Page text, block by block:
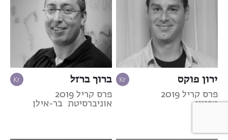
ירון פוקס
פרס קריל 2019
טכניון
ברוך ברזל
פרס קריל 2019
אוניברסיטת בר-אילן